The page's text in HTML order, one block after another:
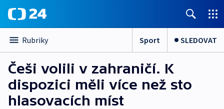
Rubriky Sport SLEDOVAT
Češi volili v zahraničí. K
dispozici měli více než sto
hlasovacích míst